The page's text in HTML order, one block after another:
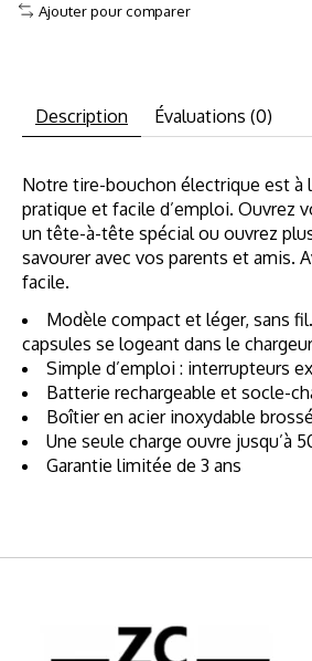
Ajouter pour comparer
Description Évaluations (0)
Notre tire-bouchon électrique est à
pratique et facile d’emploi. Ouvrez
un tête-à-tête spécial ou ouvrez
savourer avec vos parents et amis.
facile.
Modèle compact et léger, sans
capsules se logeant dans le chargeur
Simple d’emploi : interrupteurs
Batterie rechargeable et socle-
Boîtier en acier inoxydable brossé
Une seule charge ouvre jusqu’à
Garantie limitée de 3 ans